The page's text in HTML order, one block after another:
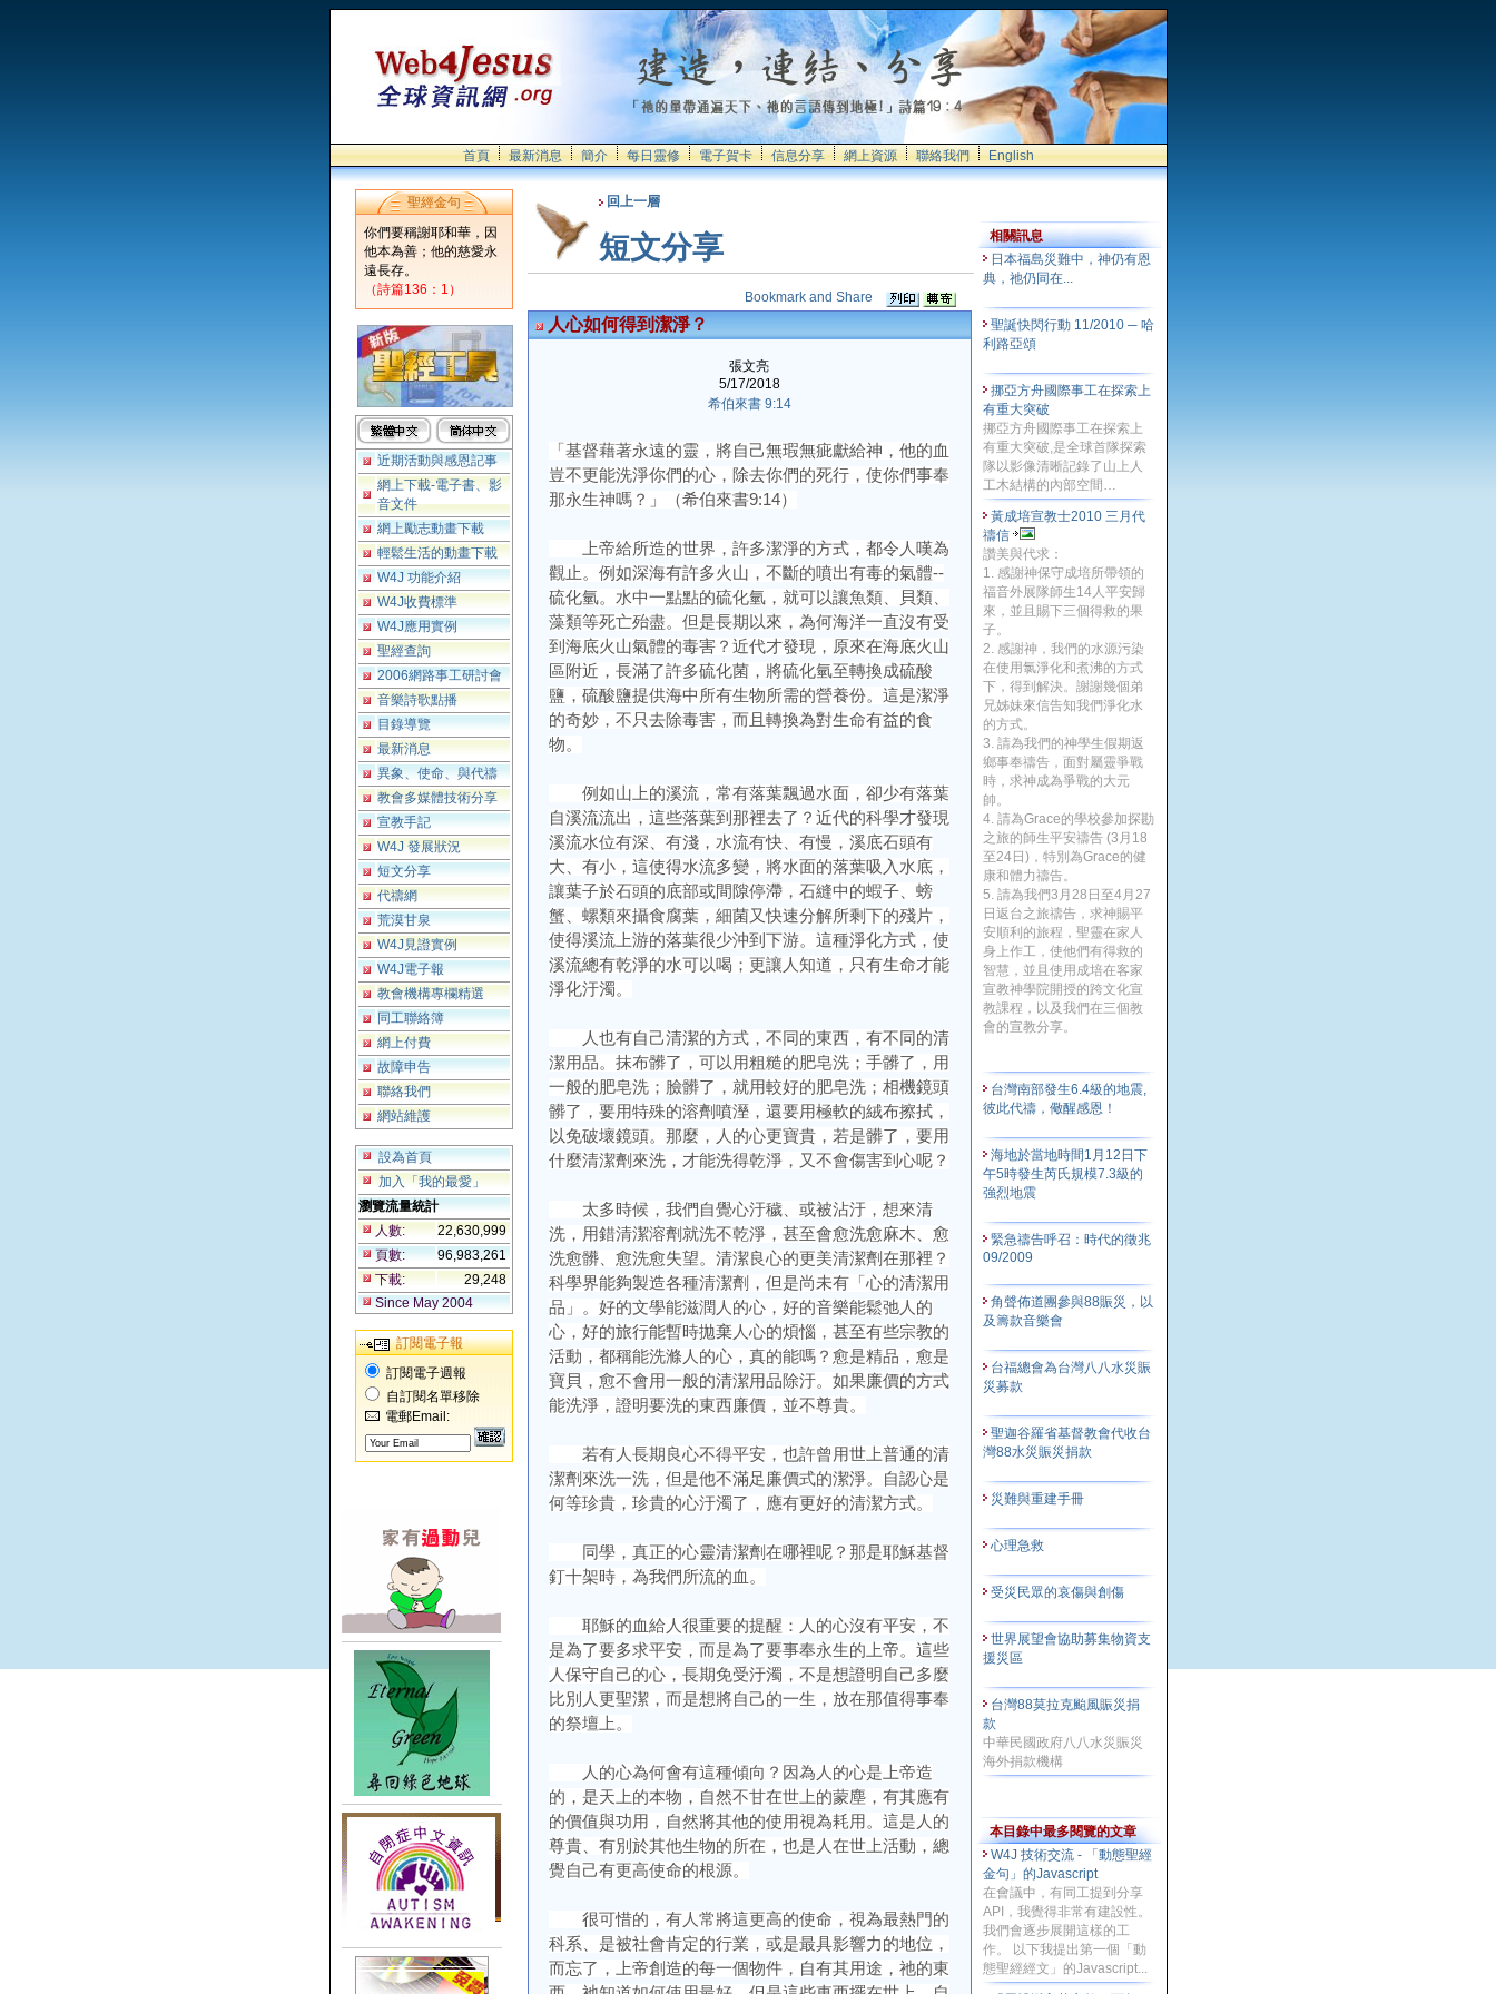
首頁 最新消息 簡介 每日靈修 電子賀卡 信息分享 網上資源 聯絡我們 English
聖經金句
你們要稱謝耶和華，因
他本為善；他的慈愛永
遠長存。
（詩篇136：1）
近期活動與感恩記事
網上下載-電子書、影
音文件
網上勵志動畫下載
輕鬆生活的動畫下載
W4J 功能介紹
W4J收費標準
W4J應用實例
聖經查詢
2006網路事工研討會
音樂詩歌點播
目錄導覽
最新消息
異象、使命、與代禱
教會多媒體技術分享
宣教手記
W4J 發展狀況
短文分享
代禱網
荒漠甘泉
W4J見證實例
W4J電子報
教會機構專欄精選
同工聯絡簿
網上付費
故障申告
聯絡我們
網站維護
設為首頁
加入「我的最愛」
瀏覽流量統計
人數:
22,630,999
頁數:
96,983,261
下載:
29,248
Since May 2004
訂閱電子報
訂閱電子週報
自訂閱名單移除
電郵Email:
回上一層
短文分享
人心如何得到潔淨？
張文亮
5/17/2018
希伯來書 9:14
「基督藉著永遠的靈，將自己無瑕無疵獻給神，他的血
豈不更能洗淨你們的心，除去你們的死行，使你們事奉
那永生神嗎？」（希伯來書9:14）
上帝給所造的世界，許多潔淨的方式，都令人嘆為
觀止。例如深海有許多火山，不斷的噴出有毒的氣體--
硫化氫。水中一點點的硫化氫，就可以讓魚類、貝類、
藻類等死亡殆盡。但是長期以來，為何海洋一直沒有受
到海底火山氣體的毒害？近代才發現，原來在海底火山
區附近，長滿了許多硫化菌，將硫化氫至轉換成硫酸
鹽，硫酸鹽提供海中所有生物所需的營養份。這是潔淨
的奇妙，不只去除毒害，而且轉換為對生命有益的食
物。
例如山上的溪流，常有落葉飄過水面，卻少有落葉
自溪流流出，這些落葉到那裡去了？近代的科學才發現
溪流水位有深、有淺，水流有快、有慢，溪底石頭有
大、有小，這使得水流多變，將水面的落葉吸入水底，
讓葉子於石頭的底部或間隙停滯，石縫中的蝦子、螃
蟹、螺類來攝食腐葉，細菌又快速分解所剩下的殘片，
使得溪流上游的落葉很少沖到下游。這種淨化方式，使
溪流總有乾淨的水可以喝；更讓人知道，只有生命才能
淨化汙濁。
人也有自己清潔的方式，不同的東西，有不同的清
潔用品。抹布髒了，可以用粗糙的肥皂洗；手髒了，用
一般的肥皂洗；臉髒了，就用較好的肥皂洗；相機鏡頭
髒了，要用特殊的溶劑噴溼，還要用極軟的絨布擦拭，
以免破壞鏡頭。那麼，人的心更寶貴，若是髒了，要用
什麼清潔劑來洗，才能洗得乾淨，又不會傷害到心呢？
太多時候，我們自覺心汙穢、或被沾汙，想來清
洗，用錯清潔溶劑就洗不乾淨，甚至會愈洗愈麻木、愈
洗愈髒、愈洗愈失望。清潔良心的更美清潔劑在那裡？
科學界能夠製造各種清潔劑，但是尚未有「心的清潔用
品」。好的文學能滋潤人的心，好的音樂能鬆弛人的
心，好的旅行能暫時拋棄人心的煩惱，甚至有些宗教的
活動，都稱能洗滌人的心，真的能嗎？愈是精品，愈是
寶貝，愈不會用一般的清潔用品除汙。如果廉價的方式
能洗淨，證明要洗的東西廉價，並不尊貴。
若有人長期良心不得平安，也許曾用世上普通的清
潔劑來洗一洗，但是他不滿足廉價式的潔淨。自認心是
何等珍貴，珍貴的心汙濁了，應有更好的清潔方式。
同學，真正的心靈清潔劑在哪裡呢？那是耶穌基督
釘十架時，為我們所流的血。
耶穌的血給人很重要的提醒：人的心沒有平安，不
是為了要多求平安，而是為了要事奉永生的上帝。這些
人保守自己的心，長期免受汙濁，不是想證明自己多麼
比別人更聖潔，而是想將自己的一生，放在那值得事奉
的祭壇上。
人的心為何會有這種傾向？因為人的心是上帝造
的，是天上的本物，自然不甘在世上的蒙塵，有其應有
的價值與功用，自然將其他的使用視為耗用。這是人的
尊貴、有別於其他生物的所在，也是人在世上活動，總
覺自己有更高使命的根源。
很可惜的，有人常將這更高的使命，視為最熱門的
科系、是被社會肯定的行業，或是最具影響力的地位，
而忘了，上帝創造的每一個物件，自有其用途，祂的東
相關訊息
日本福島災難中，神仍有恩
典，祂仍同在...
聖誕快閃行動 11/2010 ─ 哈
利路亞頌
挪亞方舟國際事工在探索上
有重大突破
挪亞方舟國際事工在探索上
有重大突破,是全球首隊探索
隊以影像清晰記錄了山上人
工木結構的內部空間…
黃成培宣教士2010 三月代
禱信
讚美與代求：
1. 感謝神保守成培所帶領的
福音外展隊師生14人平安歸
來，並且賜下三個得救的果
子。
2. 感謝神，我們的水源污染
在使用氯淨化和煮沸的方式
下，得到解決。謝謝幾個弟
兄姊妹來信告知我們淨化水
的方式。
3. 請為我們的神學生假期返
鄉事奉禱告，面對屬靈爭戰
時，求神成為爭戰的大元
帥。
4. 請為Grace的學校參加探勘
之旅的師生平安禱告 (3月18
至24日)，特別為Grace的健
康和體力禱告。
5. 請為我們3月28日至4月27
日返台之旅禱告，求神賜平
安順利的旅程，聖靈在家人
身上作工，使他們有得救的
智慧，並且使用成培在客家
宣教神學院開授的跨文化宣
教課程，以及我們在三個教
會的宣教分享。
台灣南部發生6.4級的地震,
彼此代禱，儆醒感恩！
海地於當地時間1月12日下
午5時發生芮氏規模7.3級的
強烈地震
緊急禱告呼召：時代的徵兆
09/2009
角聲佈道團參與88賑災，以
及籌款音樂會
台福總會為台灣八八水災賑
災募款
聖迦谷羅省基督教會代收台
灣88水災賑災捐款
災難與重建手冊
心理急救
受災民眾的哀傷與創傷
世界展望會協助募集物資支
援災區
台灣88莫拉克颱風賑災捐
款
中華民國政府八八水災賑災
海外捐款機構
本目錄中最多閱覽的文章
W4J 技術交流 - 「動態聖經
金句」的Javascript
在會議中，有同工提到分享
API，我覺得非常有建設性。
我們會逐步展開這樣的工
作。 以下我提出第一個「動
態聖經經文」的Javascript...